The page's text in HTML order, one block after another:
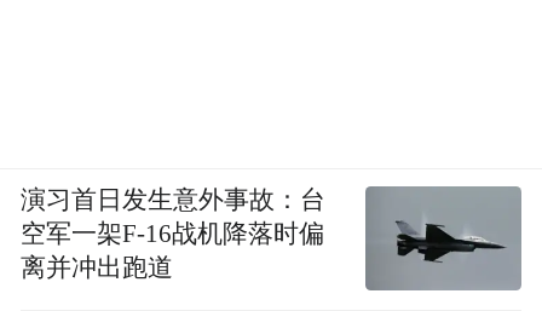
演习首日发生意外事故：台
空军一架F-16战机降落时偏
离并冲出跑道